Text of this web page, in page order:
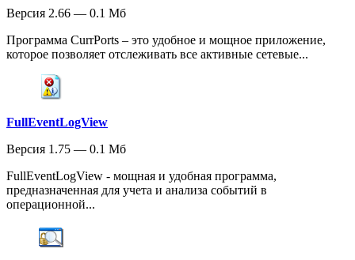
Версия 2.66 — 0.1 Мб
Программа CurrPorts – это удобное и мощное приложение,
которое позволяет отслеживать все активные сетевые...
FullEventLogView
Версия 1.75 — 0.1 Мб
FullEventLogView - мощная и удобная программа,
предназначенная для учета и анализа событий в
операционной...